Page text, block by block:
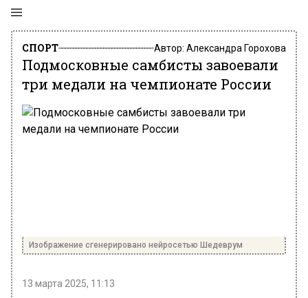
СПОРТ Автор: Александра Горохова
Подмосковные самбисты завоевали
три медали на чемпионате России
Изображение сгенерировано нейросетью Шедеврум
13 марта 2025, 11:13